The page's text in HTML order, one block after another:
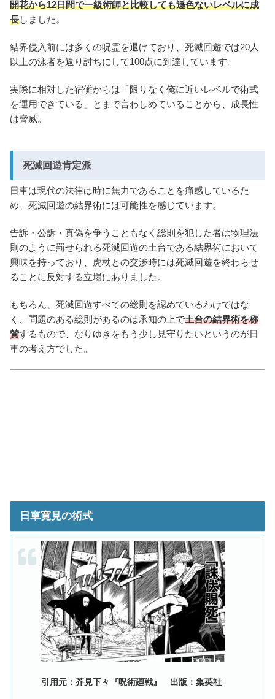
開花から12日間で一級術師と比較しても遜色ないレベルに成
長しました。
結界侵入前には多くの呪霊を退けており、死滅回遊では20人
以上の泳者を返り討ちにして100点に到達しています。
実際に相対した宿儺からは「限りなく俺に近いレベルで術式
を運用できている」とまで言わしめていることから、成長性
は脅威。
死滅回遊肯定派
日車は現代の法律は時に無力であることを痛感しているた
め、死滅回遊の結界術には可能性を感じています。
告訴・公訴・真偽を争うこともなく総則を犯した者は物理法
則のように罰せられる死滅回遊の土台である結界術において
興味を持っており、虎杖との交渉時には死滅回遊を終わらせ
ることに反対する立場にありました。
もちろん、死滅回遊すべての総則を認めているわけではな
く、問題のある総則があるのは承知の上で土台の結界術を称
賛するもので、なりゆきをもう少し見守りたいというのが日
車の考え方でした。
日車寛見の術式
引用元：芥見下々『呪術廻戦』 出版：集英社